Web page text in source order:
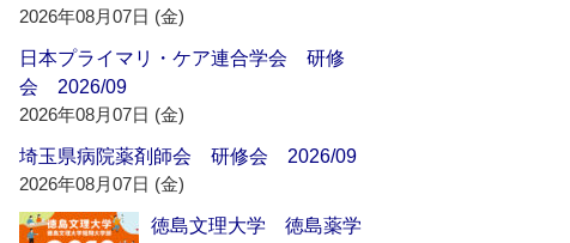
2026年08月07日 (金)
日本プライマリ・ケア連合学会 研修
会 2026/09
2026年08月07日 (金)
埼玉県病院薬剤師会 研修会 2026/09
2026年08月07日 (金)
徳島文理大学 徳島薬学